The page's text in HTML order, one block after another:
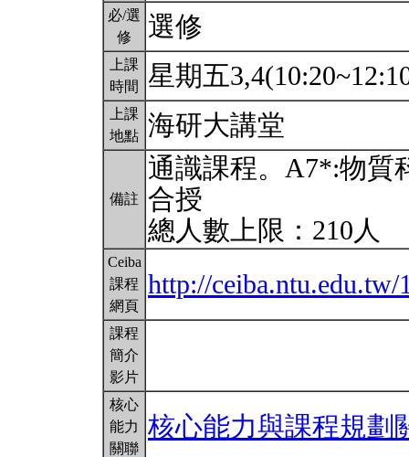
必/選
修
選修
上課
時間
星期五
上課
地點 海研大講堂
備註
通識課程。A7*:物質
合授
總人數上限：210人
Ceiba
課程
網頁
http://ceiba.ntu.edu.tw/
課程
簡介
影片
核心
能力
關聯
核心能力與課程規劃